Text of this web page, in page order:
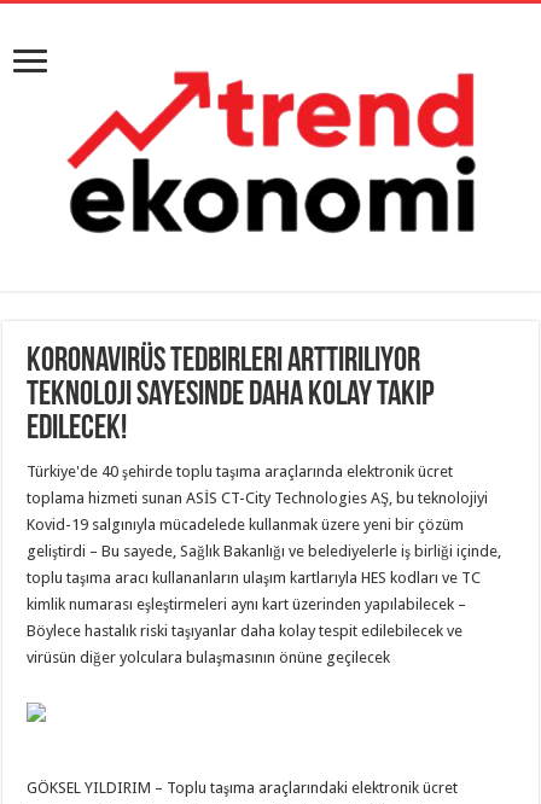
Koronavirüs Tedbirleri Arttırılıyor
Teknoloji Sayesinde Daha Kolay Takip
Edilecek!
Türkiye'de 40 şehirde toplu taşıma araçlarında elektronik ücret
toplama hizmeti sunan ASİS CT-City Technologies AŞ, bu teknolojiyi
Kovid-19 salgınıyla mücadelede kullanmak üzere yeni bir çözüm
geliştirdi – Bu sayede, Sağlık Bakanlığı ve belediyelerle iş birliği içinde,
toplu taşıma aracı kullananların ulaşım kartlarıyla HES kodları ve TC
kimlik numarası eşleştirmeleri aynı kart üzerinden yapılabilecek –
Böylece hastalık riski taşıyanlar daha kolay tespit edilebilecek ve
virüsün diğer yolculara bulaşmasının önüne geçilecek
GÖKSEL YILDIRIM – Toplu taşıma araçlarındaki elektronik ücret